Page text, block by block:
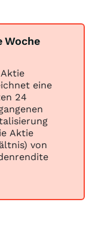
Woche
eine
24
Aktie
von